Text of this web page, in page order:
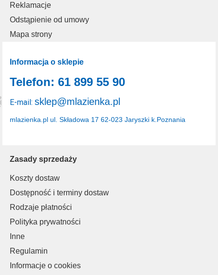
Reklamacje
Odstąpienie od umowy
Mapa strony
Zasady sprzedaży
Koszty dostaw
Dostępność i terminy dostaw
Rodzaje płatności
Polityka prywatności
Inne
Regulamin
Informacje o cookies
Informacja o sklepie
mlazienka.pl ul. Składowa 17 62-023 Jaryszki k.Poznania
Telefon: 61 899 55 90
E-mail: sklep@mlazienka.pl